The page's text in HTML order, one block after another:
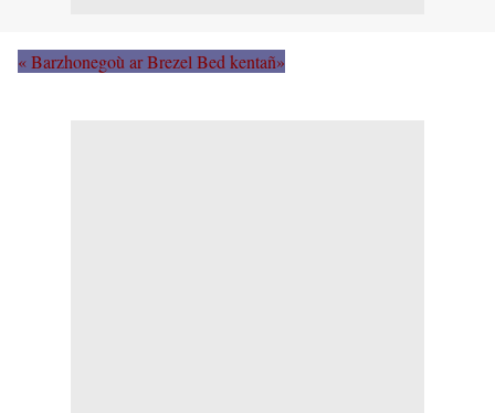
« Barzhonegoù ar Brezel Bed kentañ»